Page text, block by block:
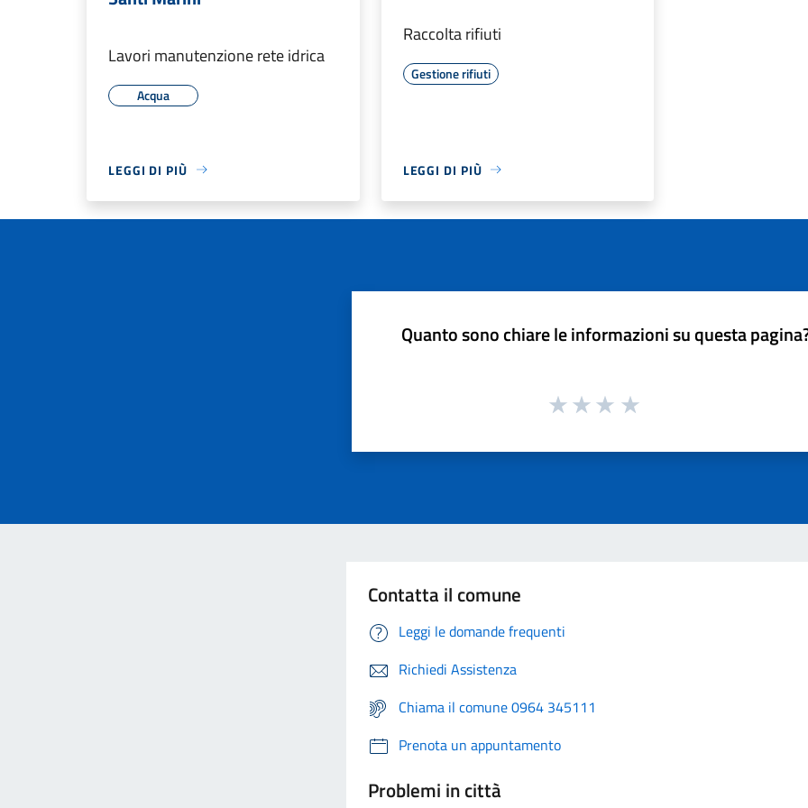
Lavori manutenzione rete idrica
Acqua
LEGGI DI PIÙ
Raccolta rifiuti
Gestione rifiuti
LEGGI DI PIÙ
Quanto sono chiare le informazioni su questa
Contatta il comune
Leggi le domande frequenti
Richiedi Assistenza
Chiama il comune 0964 345111
Prenota un appuntamento
Problemi in città